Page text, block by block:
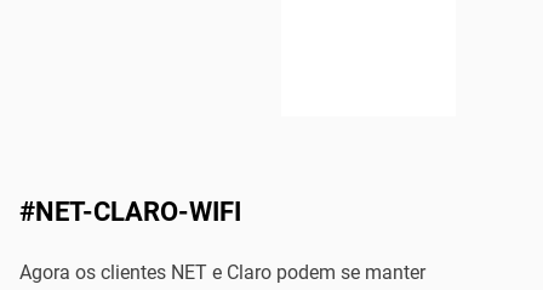
#NET-CLARO-WIFI
Agora os clientes NET e Claro podem se manter